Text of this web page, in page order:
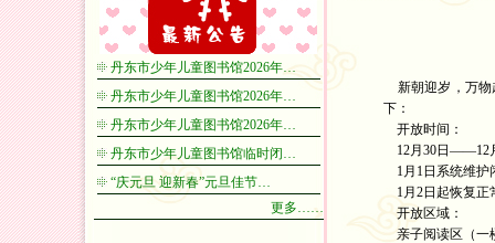
丹东市少年儿童图书馆2026年…
丹东市少年儿童图书馆2026年…
丹东市少年儿童图书馆2026年…
丹东市少年儿童图书馆临时闭…
“庆元旦 迎新春”元旦佳节…
更多……
新朝迎岁，万物
下：
开放时间：
12月30日——12
1月1日系统维护
1月2日起恢复正
开放区域：
亲子阅读区（一